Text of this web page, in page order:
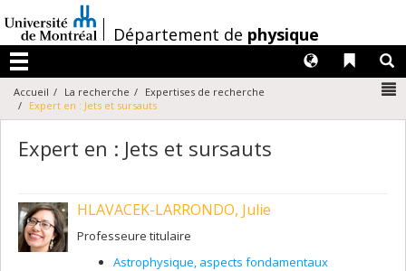
au
contenu
/Département de physique
Menu
Liens
Langues
Accueil La recherche
Expertises de recherche
Expert en : Jets et sursauts
Expert en : Jets et sursauts
HLAVACEK-LARRONDO, Julie
Professeure titulaire
Astrophysique, aspects fondamentaux